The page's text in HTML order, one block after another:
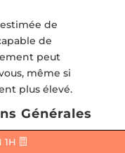
de
de
peut
même si
plus élevé.
Générales
1H